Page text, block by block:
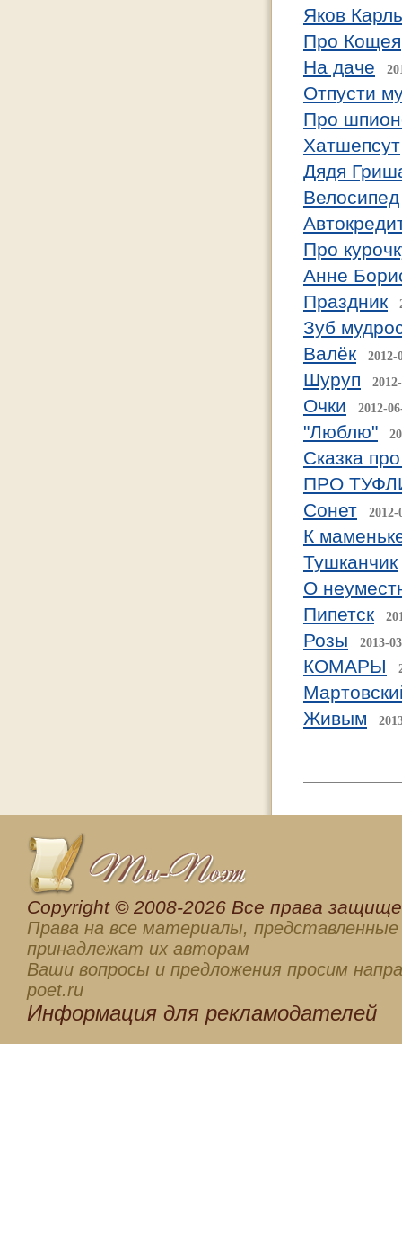
Яков
Про Кощея
На даче
Отпусти
Про
Хатшепсут
Дядя
Велосипед
Про
Анне
Праздник
Зуб
Валёк
2012-
Шуруп
Очки 2012-
"Люблю"
Сказка
ПРО
Сонет
2012-
К
Тушканчик
О
Пипетск
Розы 2013-
КОМАРЫ
Живым
Сopyright © 2008-2026 Все права
Права на все материалы, представленные
принадлежат их авторам
Ваши вопросы и предложения просим
poet.ru
Информация для рекламодателей